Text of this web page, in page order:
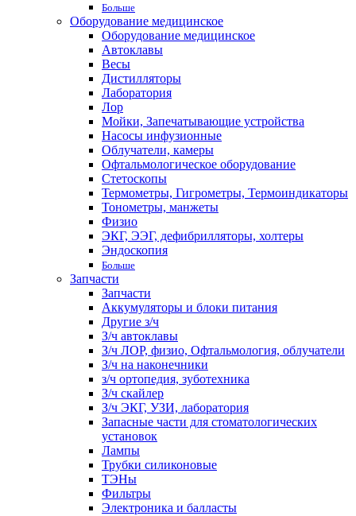
Больше
Оборудование медицинское
Оборудование медицинское
Автоклавы
Весы
Дистилляторы
Лаборатория
Лор
Мойки, Запечатывающие устройства
Насосы инфузионные
Облучатели, камеры
Офтальмологическое оборудование
Стетоскопы
Термометры, Гигрометры, Термоиндикаторы
Тонометры, манжеты
Физио
ЭКГ, ЭЭГ, дефибрилляторы, холтеры
Эндоскопия
Больше
Запчасти
Запчасти
Аккумуляторы и блоки питания
Другие з/ч
З/ч автоклавы
З/ч ЛОР, физио, Офтальмология, облучатели
З/ч на наконечники
з/ч ортопедия, зуботехника
З/ч скайлер
З/ч ЭКГ, УЗИ, лаборатория
Запасные части для стоматологических
установок
Лампы
Трубки силиконовые
ТЭНы
Фильтры
Электроника и балласты